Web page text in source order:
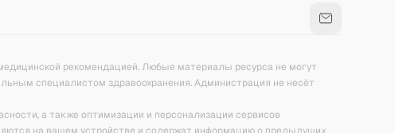
рекомендацией. Любые материалы ресурса не могут
специалистом здравоохранения. Администрация не несёт
а также оптимизации и персонализации сервисов